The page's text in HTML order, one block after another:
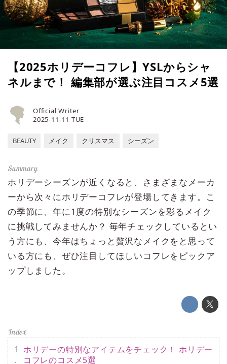
【2025ホリデーコフレ】YSLからシャ
ネルまで！ 編集部が選ぶ注目コスメ5選
2025-11-11 TUE
Official Writer
BEAUTY メイク クリスマス シーズン
ホリデーシーズンが近くなると、さまざまなメーカ
ーから次々にホリデーコフレが登場してきます。こ
の季節に、年に1度の特別なシーズンを彩るメイク
に挑戦してみませんか？ 毎年チェックしているとい
う方にも、今年はちょっと贅沢なメイクをと思って
いる方にも、ぜひ注目してほしいコフレをピックア
ップしました。
ホリデーの特別なアイテムをチェック！ ホリデー
コフレのコスメ5選